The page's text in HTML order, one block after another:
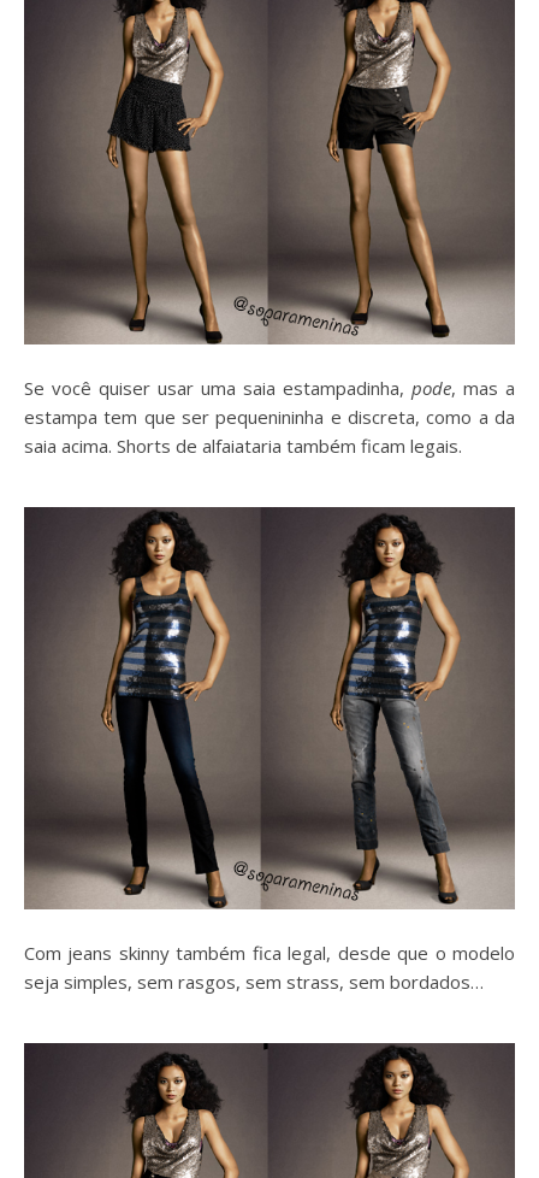
Se você quiser usar uma saia estampadinha, pode, mas a
estampa tem que ser pequenininha e discreta, como a da
saia acima. Shorts de alfaiataria também ficam legais.
Com jeans skinny também fica legal, desde que o modelo
seja simples, sem rasgos, sem strass, sem bordados…